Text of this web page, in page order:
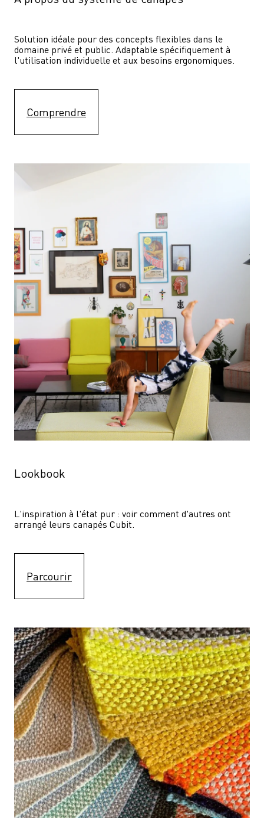
Solution idéale pour des concepts flexibles dans le
domaine privé et public. Adaptable spécifiquement à
l'utilisation individuelle et aux besoins ergonomiques.
Comprendre
Lookbook
L'inspiration à l'état pur : voir comment d'autres ont
arrangé leurs canapés Cubit.
Parcourir